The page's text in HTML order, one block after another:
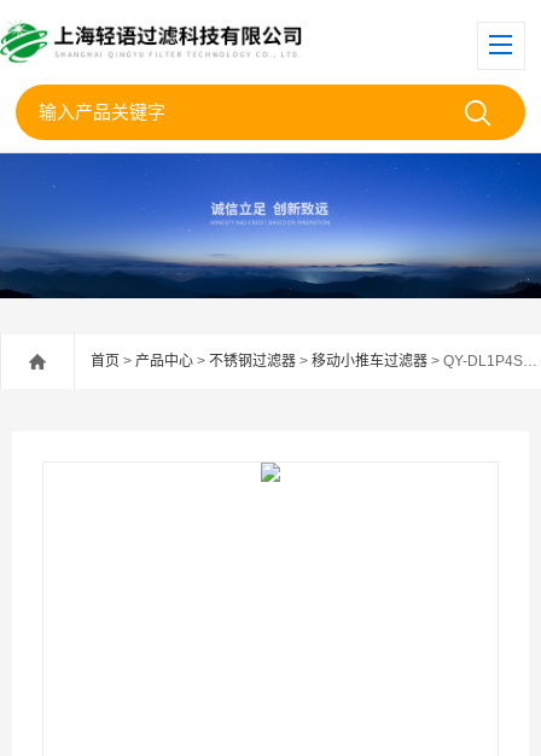
首页 > 产品中心 > 不锈钢过滤器 > 移动小推车过滤器 > QY-DL1P4S-1小推车移动过滤器